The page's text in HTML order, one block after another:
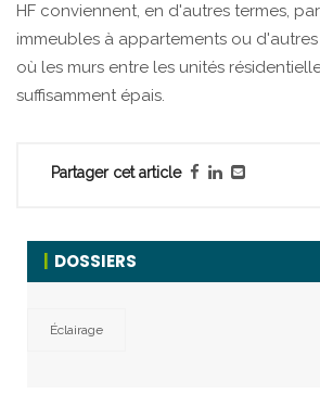
HF conviennent, en d'autres termes,
immeubles à appartements ou
où les murs entre les unités
suffisamment épais.
Partager cet article
DOSSIERS
Éclairage